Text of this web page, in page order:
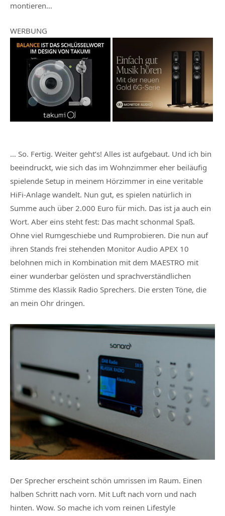
montieren…
WERBUNG
… So. Fertig. Weiter geht’s! Alles ist aufgebaut. Und ich bin
beeindruckt, wie sich das im Wohnzimmer eher beiläufig
spielende Setup in meinem Hörzimmer in eine veritable
HiFi-Anlage wandelt. Nun gut, es spielen natürlich in
Summe auch über 2.000 Euro für mich. Das ist ja auch ein
Wort. Aber eins steht fest: Das macht schonmal Spaß.
Ohne viel Rumgeschiebe und Rumprobieren. Die nun auf
ihren Stands frei stehenden Monitor Audio APEX 10
belohnen mich in Kombination mit dem MAESTRO mit
einer wunderbar gelösten und sprachverständlichen
Stimme des Klassik Radio Sprechers. Die ersten Töne, die
an mein Ohr dringen.
Der Sprecher erscheint schön umrissen im Raum. Einen
halben Schritt nach vorn. Mit Luft nach vorn und nach
hinten. Wow. So mache ich vom reinen Lifestyle